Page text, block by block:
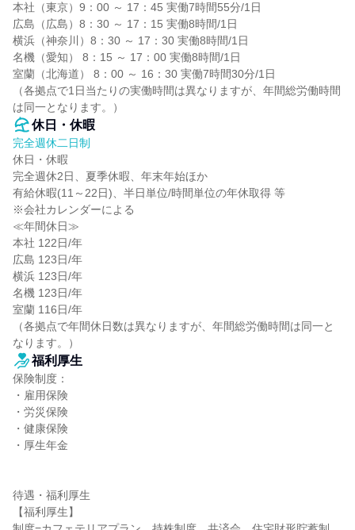
本社（東京）9：00 ～ 17：45 実働7時間55分/1日
広島（広島）8：30 ～ 17：15 実働8時間/1日
横浜（神奈川）8：30 ～ 17：30 実働8時間/1日
名機（愛知） 8：15 ～ 17：00 実働8時間/1日
室蘭（北海道） 8：00 ～ 16：30 実働7時間30分/1日
（各拠点で1日当たりの実働時間は異なりますが、年間総労働時間
は同一となります。）
休日・休暇
完全週休二日制
休日・休暇
完全週休2日、夏季休暇、年末年始ほか
有給休暇(11～22日)、半日単位/時間単位の年休取得 等
※会社カレンダーによる
≪年間休日≫
本社 122日/年
広島 123日/年
横浜 123日/年
名機 123日/年
室蘭 116日/年
（各拠点で年間休日数は異なりますが、年間総労働時間は同一と
なります。）
福利厚生
保険制度：
・雇用保険
・労災保険
・健康保険
・厚生年金
待遇・福利厚生
【福利厚生】